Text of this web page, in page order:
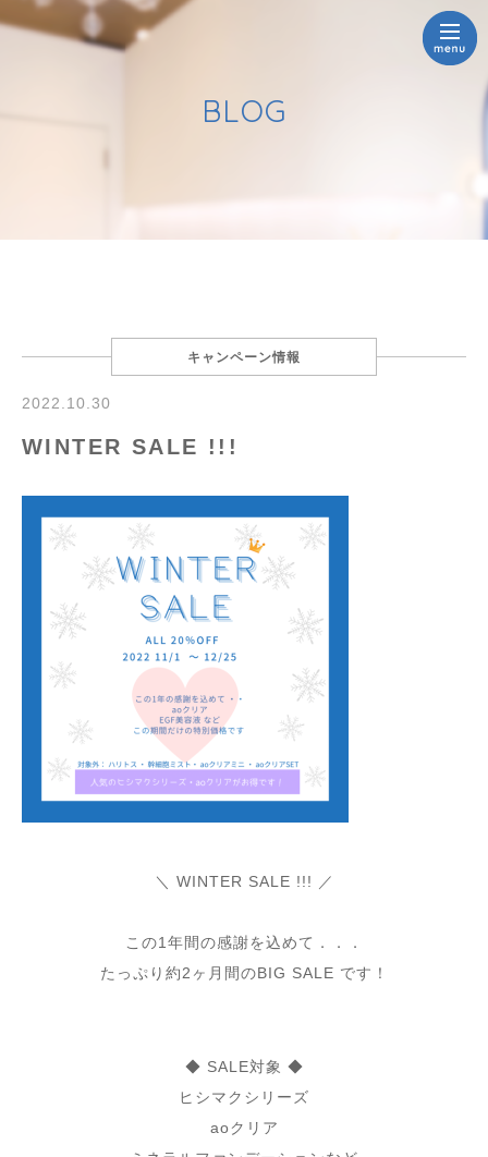
BLOG
キャンペーン情報
2022.10.30
WINTER SALE !!!
＼ WINTER SALE !!! ／
この1年間の感謝を込めて．．．
たっぷり約2ヶ月間のBIG SALE です！
◆ SALE対象 ◆
ヒシマクシリーズ
aoクリア